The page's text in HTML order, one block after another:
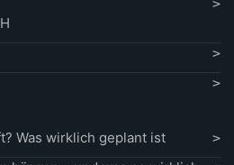
Was wirklich geplant ist